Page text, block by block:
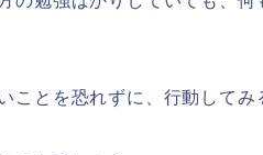
ことを恐れずに、行動してみ